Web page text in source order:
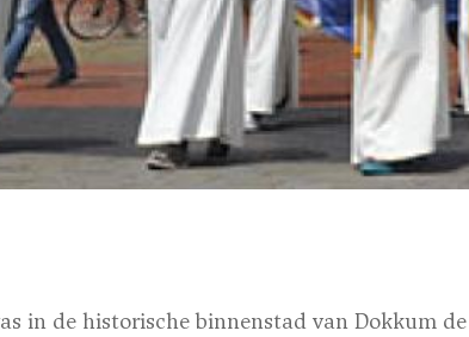
in de historische binnenstad van Dokkum